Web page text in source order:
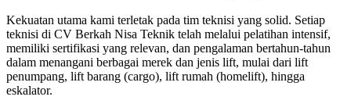
Kekuatan utama kami terletak pada tim teknisi yang solid. Setiap
teknisi di CV Berkah Nisa Teknik telah melalui pelatihan intensif,
memiliki sertifikasi yang relevan, dan pengalaman bertahun-tahun
dalam menangani berbagai merek dan jenis lift, mulai dari lift
penumpang, lift barang (cargo), lift rumah (homelift), hingga
eskalator.